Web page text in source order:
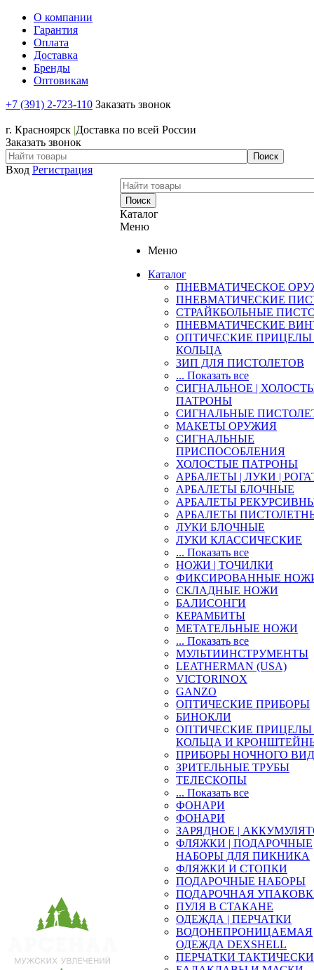
О компании
Гарантия
Оплата
Доставка
Бренды
Оптовикам
+7 (391) 2-723-110 Заказать звонок
г. Красноярск |Доставка по всей России
Заказать звонок
Вход Регистрация
Каталог
Меню
Меню
Каталог
ПНЕВМАТИЧЕСКОЕ
ПНЕВМАТИЧЕСКИЕ
СТРАЙКБОЛЬНЫЕ
ПНЕВМАТИЧЕСКИЕ
ОПТИЧЕСКИЕ ПРИЦЕЛЫ
КОЛЬЦА
ЗИП ДЛЯ ПИСТОЛЕТОВ
... Показать все
СИГНАЛЬНОЕ |
ПАТРОНЫ
СИГНАЛЬНЫЕ
МАКЕТЫ ОРУЖИЯ
СИГНАЛЬНЫЕ
ПРИСПОСОБЛЕНИЯ
ХОЛОСТЫЕ ПАТРОНЫ
АРБАЛЕТЫ | ЛУКИ |
АРБАЛЕТЫ БЛОЧНЫЕ
АРБАЛЕТЫ
АРБАЛЕТЫ
ЛУКИ БЛОЧНЫЕ
ЛУКИ КЛАССИЧЕСКИЕ
... Показать все
НОЖИ | ТОЧИЛКИ
ФИКСИРОВАННЫЕ
СКЛАДНЫЕ НОЖИ
БАЛИСОНГИ
КЕРАМБИТЫ
МЕТАТЕЛЬНЫЕ НОЖИ
... Показать все
МУЛЬТИИНСТРУМЕНТЫ
LEATHERMAN (USA)
VICTORINOX
GANZO
ОПТИЧЕСКИЕ ПРИБОРЫ
БИНОКЛИ
ОПТИЧЕСКИЕ ПРИЦЕЛЫ
КОЛЬЦА И
ПРИБОРЫ НОЧНОГО
ЗРИТЕЛЬНЫЕ ТРУБЫ
ТЕЛЕСКОПЫ
... Показать все
ФОНАРИ
ФОНАРИ
ЗАРЯДНОЕ |
ФЛЯЖКИ | ПОДАРОЧНЫЕ
НАБОРЫ ДЛЯ ПИКНИКА
ФЛЯЖКИ И СТОПКИ
ПОДАРОЧНЫЕ НАБОРЫ
ПОДАРОЧНАЯ
ПУЛЯ В СТАКАНЕ
ОДЕЖДА | ПЕРЧАТКИ
ВОДОНЕПРОНИЦАЕМАЯ
ОДЕЖДА DEXSHELL
ПЕРЧАТКИ